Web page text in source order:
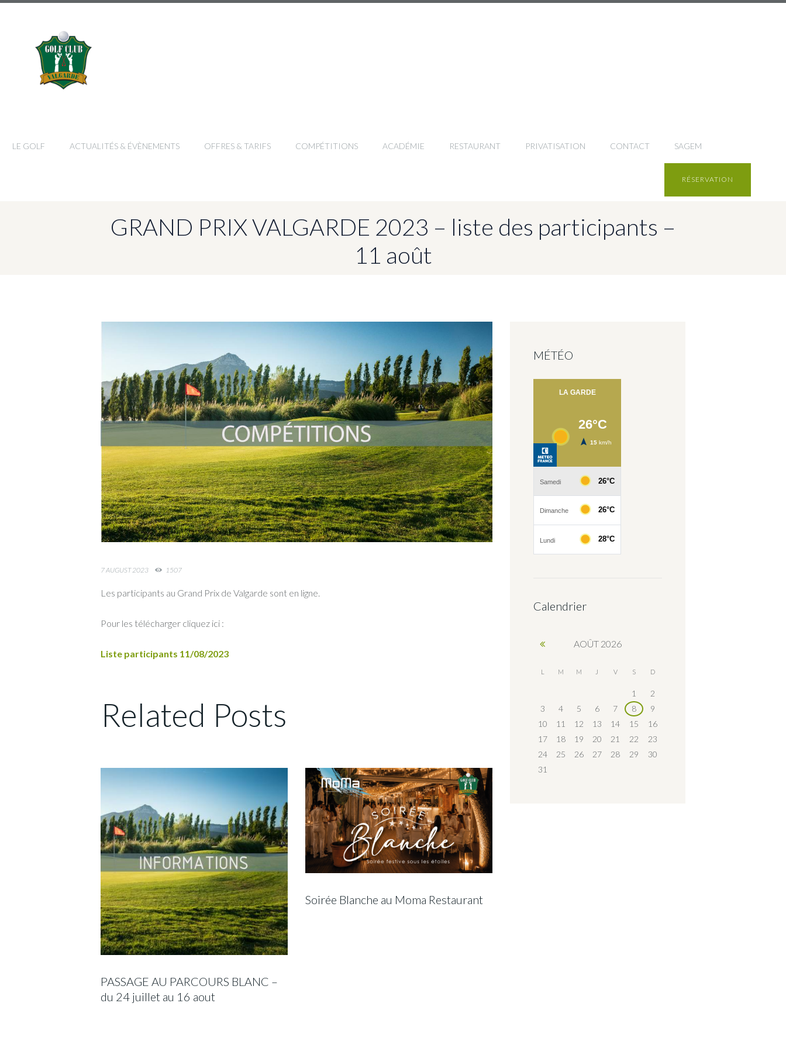
LE GOLF ACTUALITÉS & ÉVÈNEMENTS OFFRES & TARIFS COMPÉTITIONS ACADÉMIE RESTAURANT PRIVATISATION CONTACT SAGEM
RÉSERVATION
GRAND PRIX VALGARDE 2023 – liste des participants –
11 août
7 AUGUST 2023 1507
Les participants au Grand Prix de Valgarde sont en ligne.
Pour les télécharger cliquez ici :
Liste participants 11/08/2023
Related Posts
PASSAGE AU PARCOURS BLANC –
du 24 juillet au 16 aout
Soirée Blanche au Moma Restaurant
MÉTÉO
Calendrier
AOÛT 2026
L M M J V S D
1
2
3
4 5 6 7 8
9
10
11 12 13 14 15
16
17
18 19 20 21 22
23
24
25 26 27 28 29
30
31